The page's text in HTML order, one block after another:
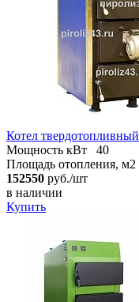
Котел
Мощность кВт
40
Площадь отопления, м2
152550 руб./шт
в наличии
Купить